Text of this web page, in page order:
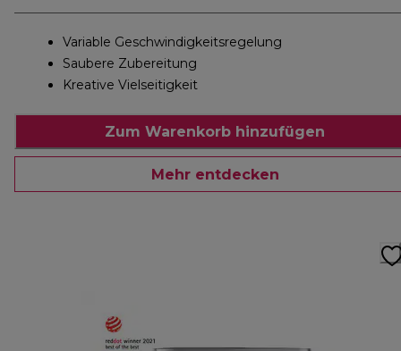
Variable Geschwindigkeitsregelung
Saubere Zubereitung
Kreative Vielseitigkeit
Zum Warenkorb hinzufügen
Mehr entdecken